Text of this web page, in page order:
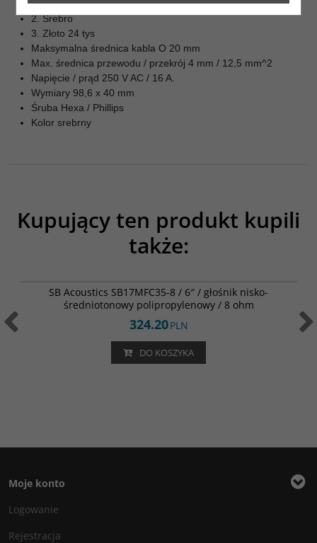
1. Miedź OFC
2. Srebro
3. Złoto 24 tys
Maksymalna średnica kabla O 20 mm
Max. średnica przewodu / przekrój 4 mm / 12,5 mm^2
Napięcie / prąd 250 V AC / 16 A.
Wymiary 98,6 x 40 mm
Śruba Hexa / Phillips
Kolor srebrny
Kupujący ten produkt kupili
także:
SB Acoustics SB17MFC35-8 / 6″ / głośnik nisko-
średniotonowy polipropylenowy / 8 ohm
324.20PLN
DO KOSZYKA
Moje konto
Logowanie
Rejestracja